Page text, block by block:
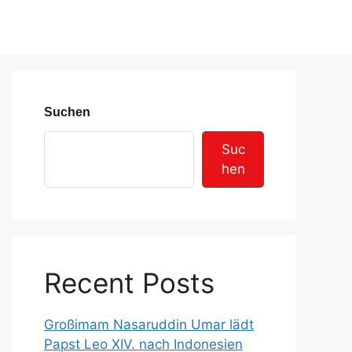
Suchen
Suc
hen
Recent Posts
Großimam Nasaruddin Umar lädt
Papst Leo XIV. nach Indonesien